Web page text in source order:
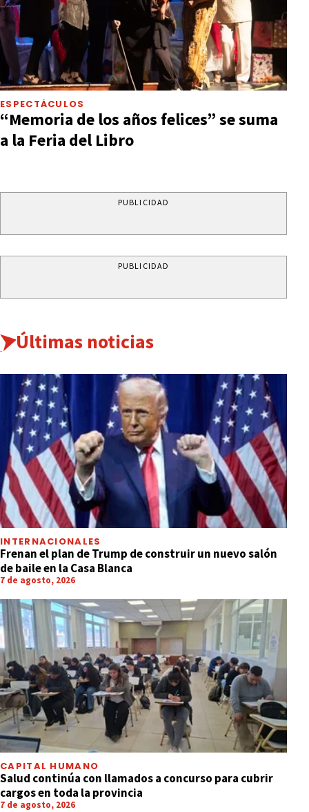
ESPECTÁCULOS
“Memoria de los años felices” se suma
a la Feria del Libro
PUBLICIDAD
PUBLICIDAD
Últimas noticias
INTERNACIONALES
Frenan el plan de Trump de construir un nuevo salón
de baile en la Casa Blanca
7 de agosto, 2026
CAPITAL HUMANO
Salud continúa con llamados a concurso para cubrir
cargos en toda la provincia
7 de agosto, 2026